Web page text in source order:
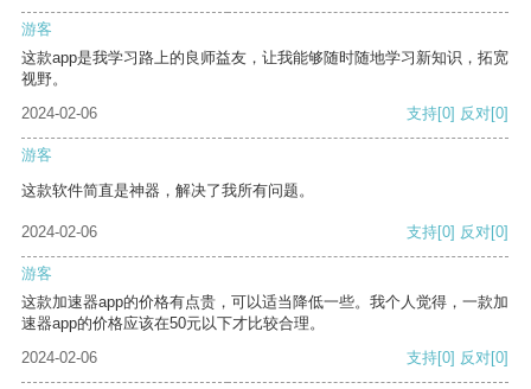
游客
这款app是我学习路上的良师益友，让我能够随时随地学习新知识，拓宽
视野。
2024-02-06
支持[0] 反对[0]
游客
这款软件简直是神器，解决了我所有问题。
2024-02-06 支持[0] 反对[0]
游客
这款加速器app的价格有点贵，可以适当降低一些。我个人觉得，一款加
速器app的价格应该在50元以下才比较合理。
2024-02-06
支持[0] 反对[0]